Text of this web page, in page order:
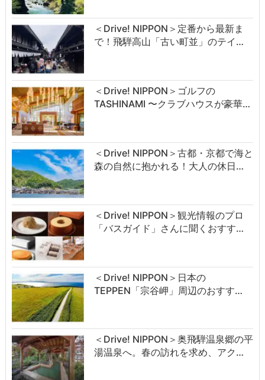
＜Drive! NIPPON＞定番から最新ま
で！飛騨高山「古い町並」のテイ…
＜Drive! NIPPON＞ゴルフの
TASHINAMI 〜クラブハウスが豪華…
＜Drive! NIPPON＞古都・京都で海と
森の自然に抱かれる！大人の休日…
＜Drive! NIPPON＞観光情報のプロ
「バスガイド」さんに聞くおすす…
＜Drive! NIPPON＞日本の
TEPPEN「宗谷岬」周辺のおすす…
＜Drive! NIPPON＞奥飛騨温泉郷の平
湯温泉へ。春の訪れを求め、アク…